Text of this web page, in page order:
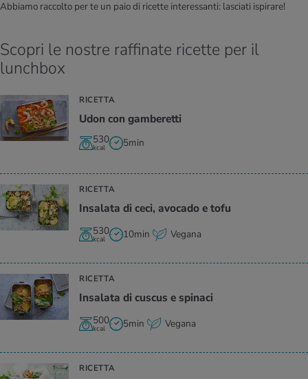
Abbiamo raccolto per te un paio di ricette interessanti: lasciati ispirare!
Scopri le nostre raffinate ricette per il
lunchbox
RICETTA
Udon con gam­be­ret­ti
530
kcal 5min
RICETTA
In­sa­la­ta di ceci, avo­ca­do e tofu
530
kcal 10min Vegana
RICETTA
In­sa­la­ta di cu­scus e spi­na­ci
500
kcal 5min Vegana
RICETTA